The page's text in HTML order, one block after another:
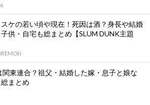
ケの若い頃や現在！死因は酒？身長や結婚
子供・自宅も総まとめ【SLUM DUNK主題
関東連合？祖父・結婚した嫁・息子と娘な
まとめ